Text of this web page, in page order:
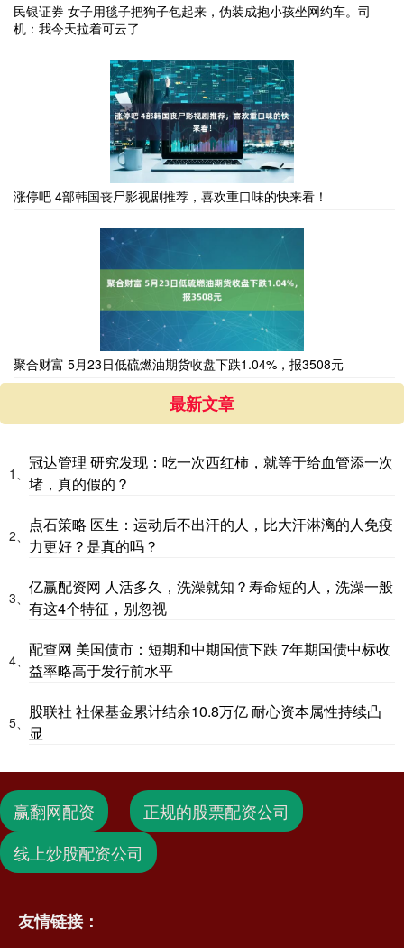
民银证券 女子用毯子把狗子包起来，伪装成抱小孩坐网约车。司
机：我今天拉着可云了
涨停吧 4部韩国丧尸影视剧推荐，喜欢重口味的快来看！
聚合财富 5月23日低硫燃油期货收盘下跌1.04%，报3508元
最新文章
1、
冠达管理 研究发现：吃一次西红柿，就等于给血管添一次
堵，真的假的？
2、
点石策略 医生：运动后不出汗的人，比大汗淋漓的人免疫
力更好？是真的吗？
3、
亿赢配资网 人活多久，洗澡就知？寿命短的人，洗澡一般
有这4个特征，别忽视
4、
配查网 美国债市：短期和中期国债下跌 7年期国债中标收
益率略高于发行前水平
5、
股联社 社保基金累计结余10.8万亿 耐心资本属性持续凸
显
赢翻网配资
正规的股票配资公司
线上炒股配资公司
友情链接：